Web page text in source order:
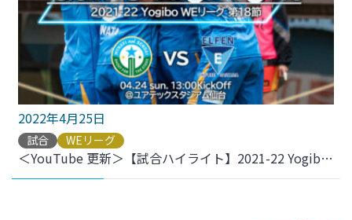
2022年4月25日
試合 WEリーグ
＜YouTube 更新＞【試合ハイライト】2021-22 YogiboWEリーグ 第18節 vs.ちふれASエルフェン埼玉 をアップしました